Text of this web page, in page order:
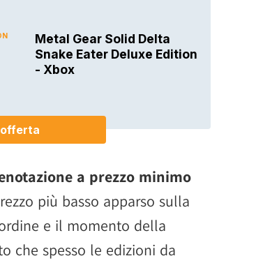
a prezzo minimo
più basso apparso sulla
e il momento della
che spesso le edizioni da